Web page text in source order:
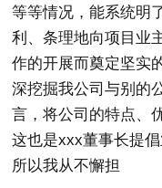
等等情况，能系统明
利、条理地向项目业
作的开展而奠定坚实
深挖掘我公司与别的
言，将公司的特点、
这也是xxx董事长提倡
所以我从不懈担